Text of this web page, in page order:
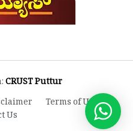
CRUST Puttur
Terms of Use
Us